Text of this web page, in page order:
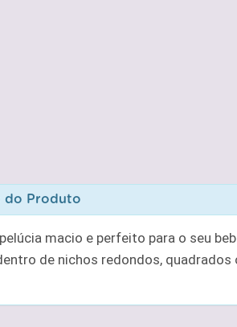
do Produto
macio e perfeito para o seu
de nichos redondos, quadrados